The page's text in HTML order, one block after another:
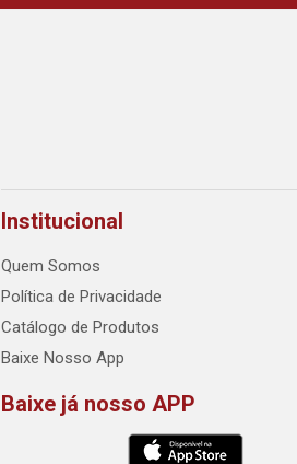
Institucional
Quem Somos
Política de Privacidade
Catálogo de Produtos
Baixe Nosso App
Baixe já nosso APP